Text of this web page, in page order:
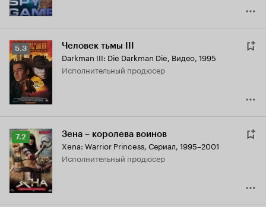
Рейтинг
Кинопоиска
5.3
5.3 Человек тьмы III
Darkman III: Die Darkman Die, Видео, 1995
исполнительный продюсер
Рейтинг
Кинопоиска
7.2
7.2 Зена – королева воинов
Xena: Warrior Princess, Сериал, 1995–2001
исполнительный продюсер